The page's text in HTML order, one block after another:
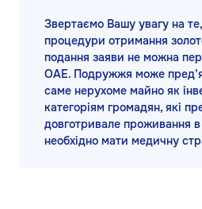
Звертаємо Вашу увагу на
процедури отримання
подання заяви не можна
ОАЕ. Подружжя може
саме нерухоме майно як
категоріям громадян, які
довготривале проживання в
необхідно мати медичну